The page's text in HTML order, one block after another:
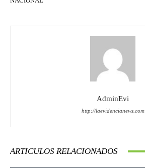
AdminEvi
http://laevidencianews.com
ARTICULOS RELACIONADOS